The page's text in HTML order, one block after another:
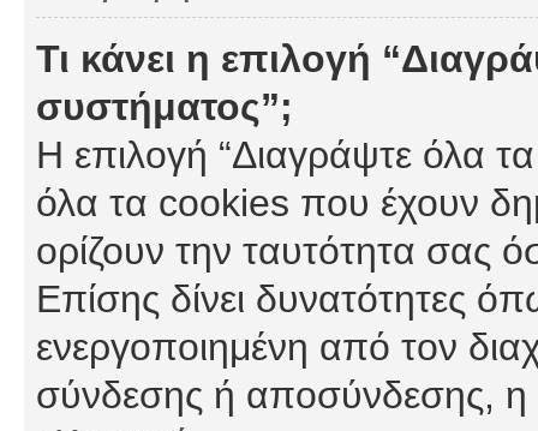
Τι κάνει η επιλογή
συστήματος”;
Η επιλογή “Διαγράψτε όλα
όλα τα cookies που έχουν
ορίζουν την ταυτότητα σας
Επίσης δίνει δυνατότητες
ενεργοποιημένη από τον
σύνδεσης ή αποσύνδεσης, η